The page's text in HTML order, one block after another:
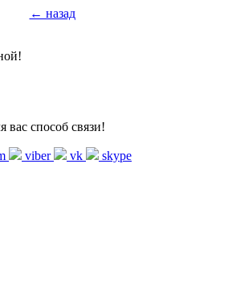
← назад
вас способ связи!
viber vk skype